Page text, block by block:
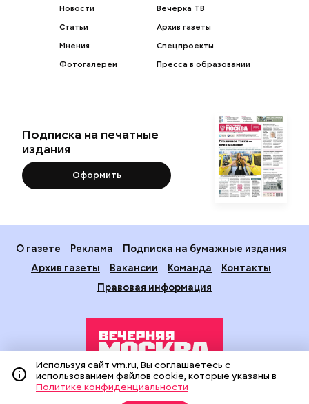
Новости
Статьи
Мнения
Фотогалереи
Вечерка ТВ
Архив газеты
Спецпроекты
Пресса в образовании
Подписка на печатные
издания
Оформить
О газете Реклама
Подписка на бумажные издания
Архив газеты
Вакансии Команда
Контакты
Правовая информация
Издание создано при финансовой поддержке Департамента
Используя сайт vm.ru, Вы соглашаетесь с
использованием файлов cookie, которые указаны в
Политике конфиденциальности